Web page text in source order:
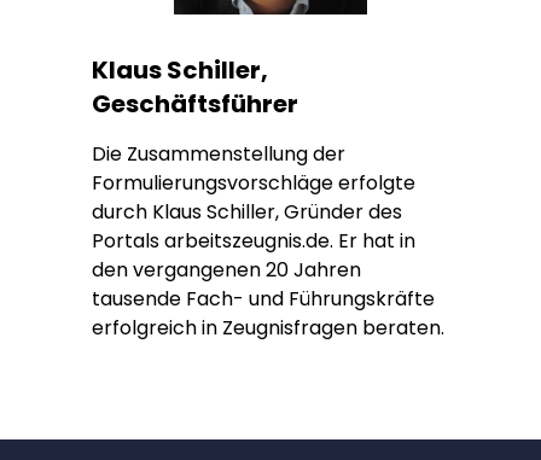
Klaus Schiller,
Geschäftsführer
Die Zusammenstellung der
Formulierungsvorschläge erfolgte
durch Klaus Schiller, Gründer des
Portals arbeitszeugnis.de. Er hat in
den vergangenen 20 Jahren
tausende Fach- und Führungskräfte
erfolgreich in Zeugnisfragen beraten.